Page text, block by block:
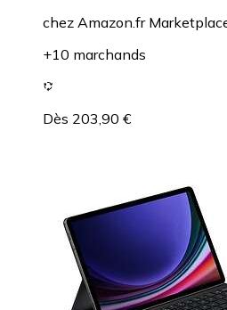
chez Amazon.fr
+10 marchands
Dès 203,90 €